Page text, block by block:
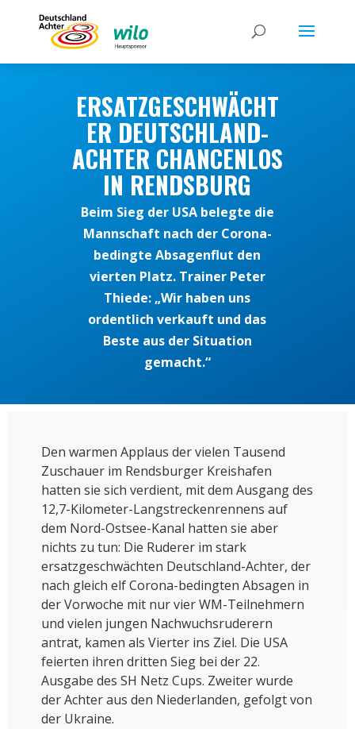
ERSATZGESCHWÄCHT
ER DEUTSCHLAND-
ACHTER CHANCENLOS
IN RENDSBURG
Beim Sieg der USA belegte die
Mannschaft nach der Corona-
bedingte Absagenflut den
vierten Platz. Trainer Peter
Thiede: „Wir haben uns
ordentlich verkauft und das
Beste aus der Situation
gemacht.“
Den warmen Applaus der vielen Tausend
Zuschauer im Rendsburger Kreishafen
hatten sie sich verdient, mit dem Ausgang des
12,7-Kilometer-Langstreckenrennens auf
dem Nord-Ostsee-Kanal hatten sie aber
nichts zu tun: Die Ruderer im stark
ersatzgeschwächten Deutschland-Achter, der
nach gleich elf Corona-bedingten Absagen in
der Vorwoche mit nur vier WM-Teilnehmern
und vielen jungen Nachwuchsruderern
antrat, kamen als Vierter ins Ziel. Die USA
feierten ihren dritten Sieg bei der 22.
Ausgabe des SH Netz Cups. Zweiter wurde
der Achter aus den Niederlanden, gefolgt von
der Ukraine.